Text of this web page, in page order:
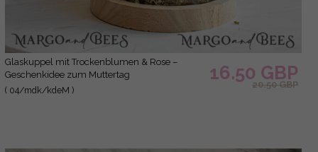
Glaskuppel mit Trockenblumen & Rose –
Geschenkidee zum Muttertag
( 04/mdk/kdeM )
16.50 GBP
20.50 GBP